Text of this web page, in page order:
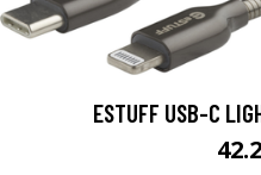
ESTUFF USB-C